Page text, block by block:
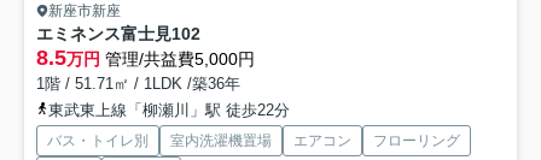
新座市新座
エミネンス富士見102
8.5万円 管理/共益費5,000円
1階 / 51.71㎡ / 1LDK /築36年
東武東上線「柳瀬川」駅 徒歩22分
バス・トイレ別 室内洗濯機置場 エアコン
フローリング